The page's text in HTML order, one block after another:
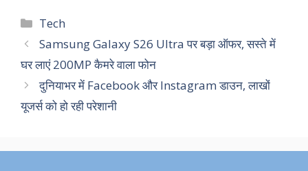
Categories
Tech
Samsung Galaxy S26 Ultra पर बड़ा ऑफर, सस्ते में
घर लाएं 200MP कैमरे वाला फोन
दुनियाभर में Facebook और Instagram डाउन, लाखों
यूजर्स को हो रही परेशानी